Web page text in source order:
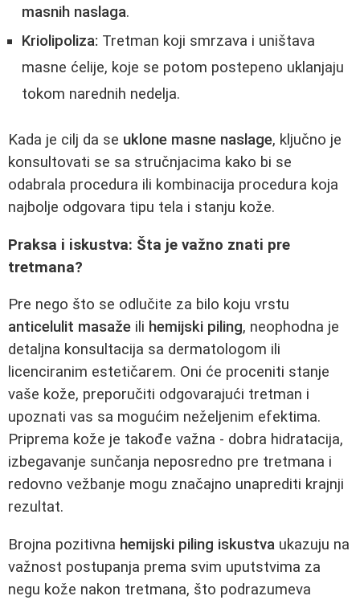
masnih naslaga.
Kriolipoliza: Tretman koji smrzava i uništava
masne ćelije, koje se potom postepeno uklanjaju
tokom narednih nedelja.
Kada je cilj da se uklone masne naslage, ključno je
konsultovati se sa stručnjacima kako bi se
odabrala procedura ili kombinacija procedura koja
najbolje odgovara tipu tela i stanju kože.
Praksa i iskustva: Šta je važno znati pre
tretmana?
Pre nego što se odlučite za bilo koju vrstu
anticelulit masaže ili hemijski piling, neophodna je
detaljna konsultacija sa dermatologom ili
licenciranim estetičarem. Oni će proceniti stanje
vaše kože, preporučiti odgovarajući tretman i
upoznati vas sa mogućim neželjenim efektima.
Priprema kože je takođe važna - dobra hidratacija,
izbegavanje sunčanja neposredno pre tretmana i
redovno vežbanje mogu značajno unaprediti krajnji
rezultat.
Brojna pozitivna hemijski piling iskustva ukazuju na
važnost postupanja prema svim uputstvima za
negu kože nakon tretmana, što podrazumeva